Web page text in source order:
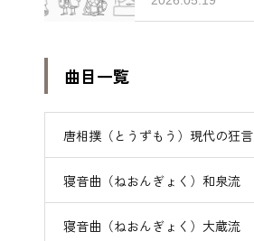
曲目一覧
唐相撲（とうずもう）現代の狂言
寝音曲（ねおんぎょく）和泉流
寝音曲（ねおんぎょく）大蔵流